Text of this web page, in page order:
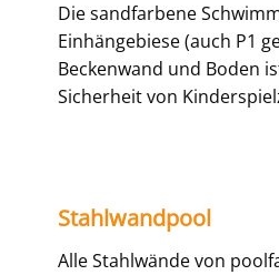
Die sandfarbene
Einhängebiese (auch P1
Beckenwand und Boden
Sicherheit von
Stahlwandpool
Alle Stahlwände von